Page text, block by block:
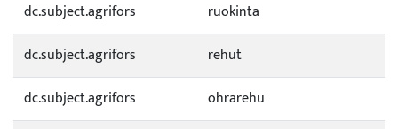
dc.subject.agrifors
ruokinta
dc.subject.agrifors
rehut
dc.subject.agrifors
ohrarehu